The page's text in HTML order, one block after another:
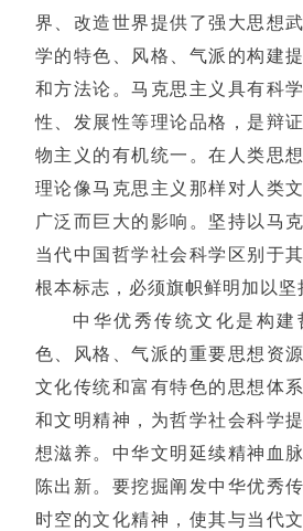
界、改造世界提供了强大思想
学的特色、风格、气派的构建
和方法论。马克思主义具有科
性、发展性等理论品格，是辩
物主义的有机统一。在人类思
理论像马克思主义那样对人类
广泛而巨大的影响。坚持以马
当代中国哲学社会科学区别于
根本标志，必须旗帜鲜明加以坚
中华优秀传统文化是构建
色、风格、气派的重要思想资
文化传统和富有特色的思想体
和文明精神，为哲学社会科学
想滋养。中华文明延续精神血
陈出新。要挖掘阐发中华优秀
时空的文化精神，使其与当代